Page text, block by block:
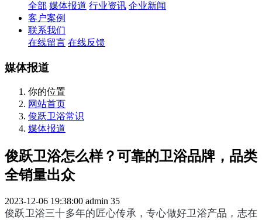
全部 媒体报道 行业资讯 企业新闻
客户案例
联系我们
在线留言 在线反馈
媒体报道
你的位置
网站首页
俊跃卫浴常识
媒体报道
俊跃卫浴怎么样？可靠的卫浴品牌，品类
全销量出众
2023-12-06 19:38:00 admin 35
俊跃卫浴三十多年的匠心传承，专心做好卫浴产品 ，志在